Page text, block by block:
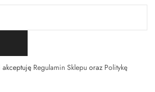
akceptuję Regulamin Sklepu oraz Politykę